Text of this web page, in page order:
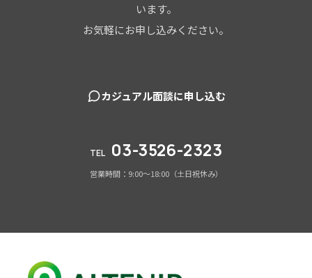
います。
お気軽にお申し込みください。
カジュアル面談に申し込む
TEL 03-3526-2323
営業時間：9:00～18:00（土日祝休み）